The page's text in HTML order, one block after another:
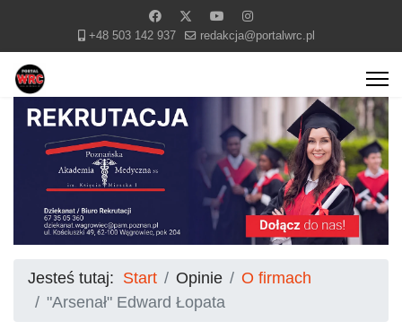
+48 503 142 937 redakcja@portalwrc.pl
Jesteś tutaj: Start Opinie
O firmach
"Arsenał" Edward Łopata